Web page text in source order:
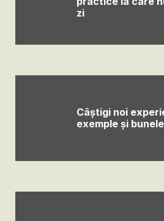
zi
Câștigi noi
exemple și